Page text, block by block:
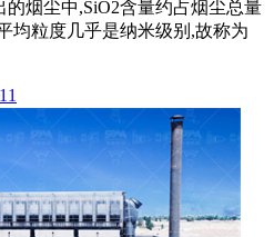
烟尘中,SiO2含量约占烟尘总量
均粒度几乎是纳米级别,故称为